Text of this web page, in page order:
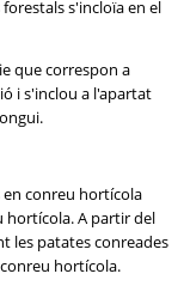
s'incloïa en el
que correspon a
i s'inclou a l'apartat
en conreu hortícola
hortícola. A partir del
les patates conreades
hortícola.